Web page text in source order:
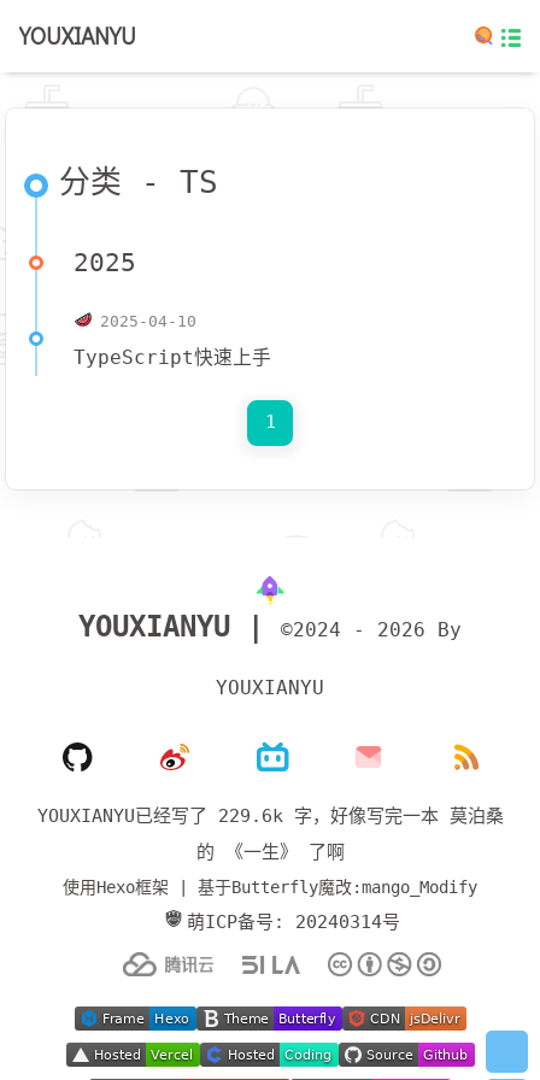
YOUXIANYU
分类 - TS
2025
2025-04-10
TypeScript快速上手
1
YOUXIANYU | ©2024 - 2026 By
YOUXIANYU
YOUXIANYU已经写了 229.6k 字， 好像写完一本 莫泊桑
的 《一生》 了啊
使用Hexo框架 | 基于Butterfly魔改:mango_Modify
萌ICP备号: 20240314号